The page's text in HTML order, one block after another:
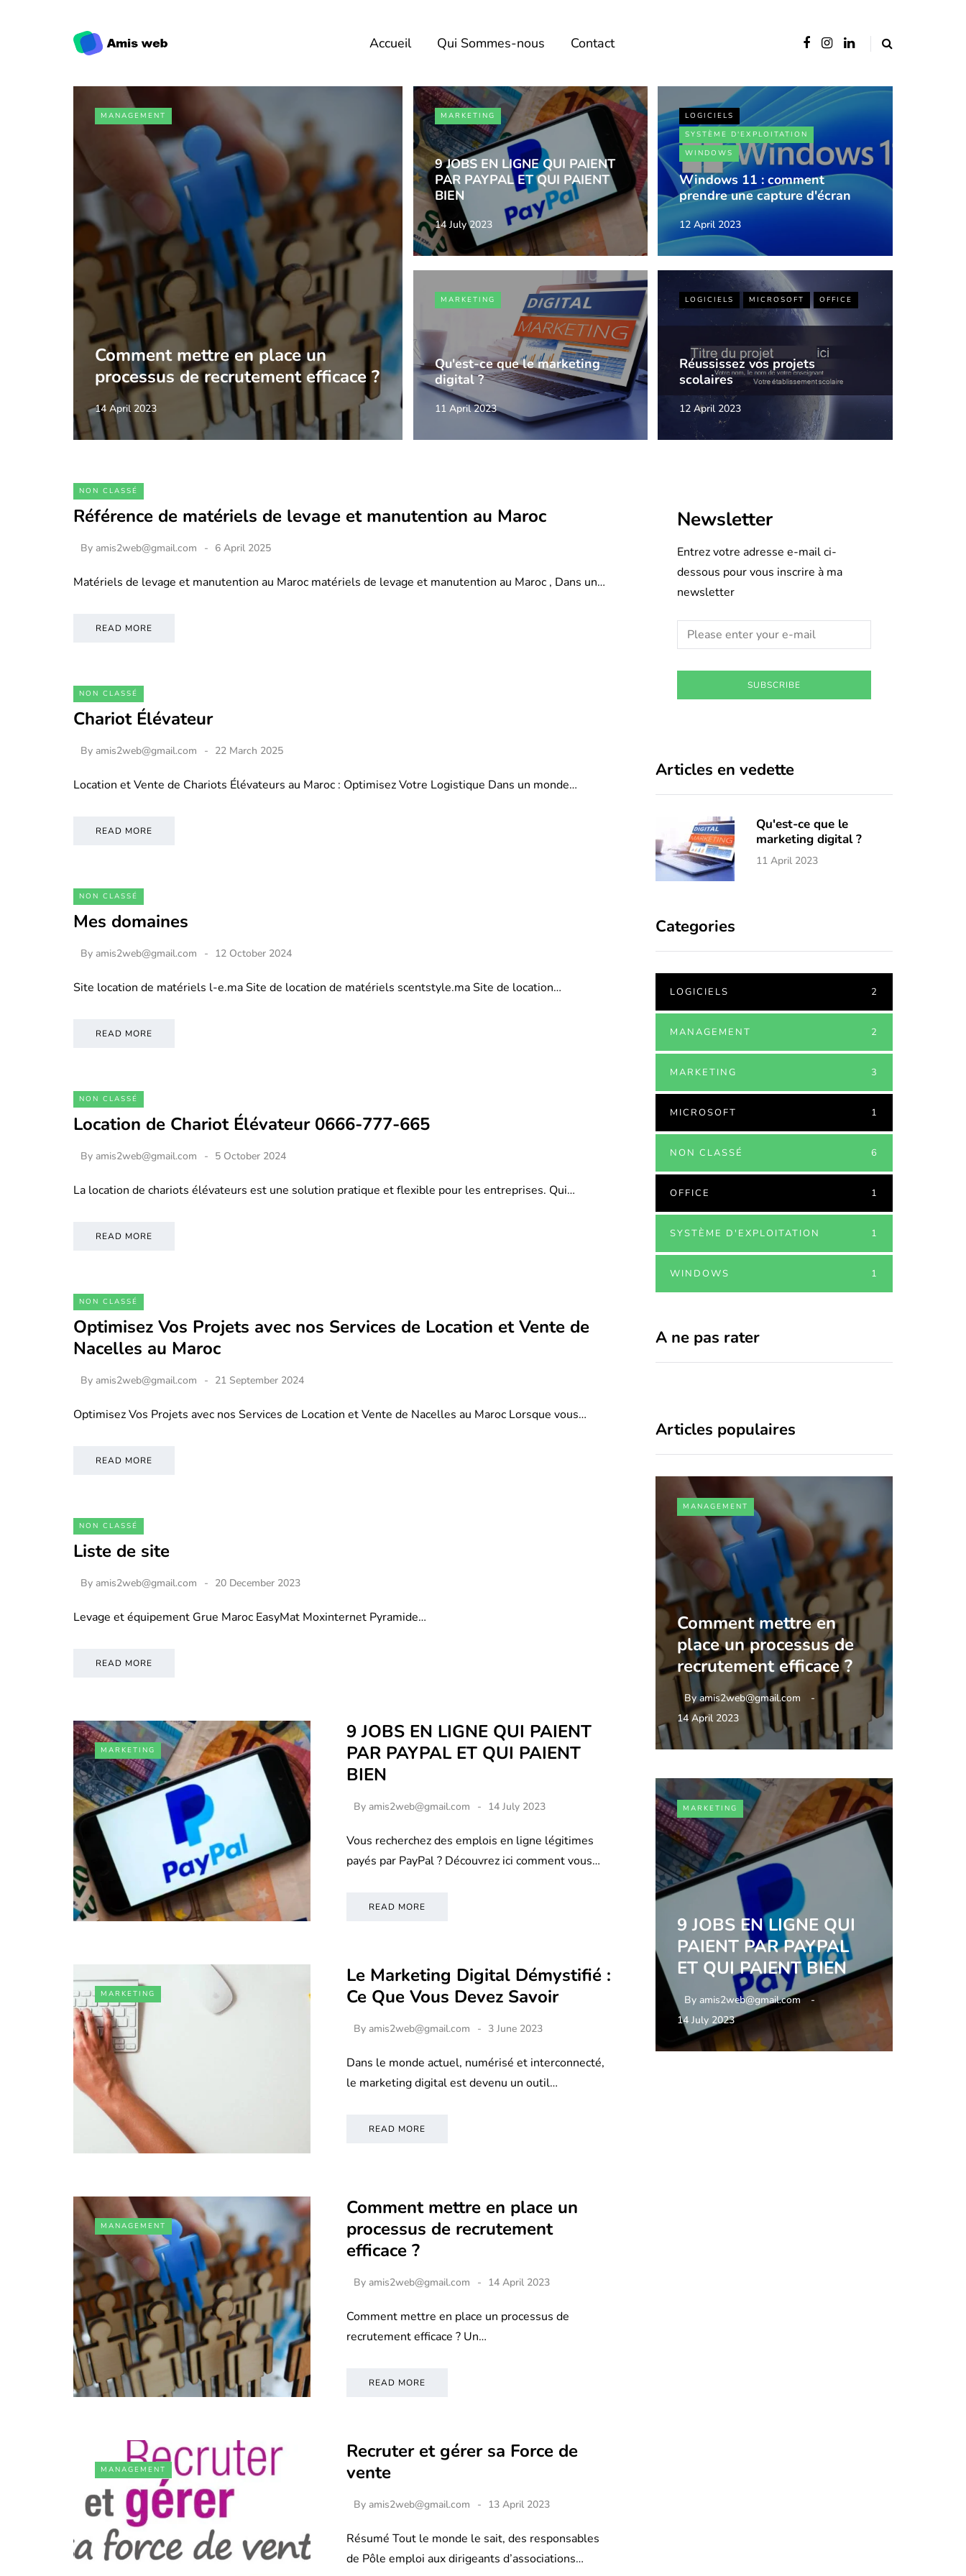
Accueil Qui Sommes-nous Contact
MANAGEMENT
Comment mettre en place un
processus de recrutement efficace ?
14 April 2023
MARKETING
9 JOBS EN LIGNE QUI PAIENT
PAR PAYPAL ET QUI PAIENT
BIEN
14 July 2023
LOGICIELS
SYSTÈME D'EXPLOITATION
WINDOWS
Windows 11 : comment
prendre une capture d'écran
12 April 2023
MARKETING
Qu'est-ce que le marketing
digital ?
11 April 2023
LOGICIELS MICROSOFT OFFICE
Réussissez vos projets
scolaires
12 April 2023
NON CLASSÉ
Référence de matériels de levage et manutention au Maroc
By amis2web@gmail.com 6 April 2025
Matériels de levage et manutention au Maroc matériels de levage et manutention au Maroc , Dans un…
READ MORE
NON CLASSÉ
Chariot Élévateur
By amis2web@gmail.com 22 March 2025
Location et Vente de Chariots Élévateurs au Maroc : Optimisez Votre Logistique Dans un monde…
READ MORE
NON CLASSÉ
Mes domaines
By amis2web@gmail.com 12 October 2024
Site location de matériels l-e.ma Site de location de matériels scentstyle.ma Site de location…
READ MORE
NON CLASSÉ
Location de Chariot Élévateur 0666-777-665
By amis2web@gmail.com 5 October 2024
La location de chariots élévateurs est une solution pratique et flexible pour les entreprises. Qui…
READ MORE
NON CLASSÉ
Optimisez Vos Projets avec nos Services de Location et Vente de
Nacelles au Maroc
By amis2web@gmail.com 21 September 2024
Optimisez Vos Projets avec nos Services de Location et Vente de Nacelles au Maroc Lorsque vous…
READ MORE
NON CLASSÉ
Liste de site
By amis2web@gmail.com 20 December 2023
Levage et équipement Grue Maroc EasyMat Moxinternet Pyramide…
READ MORE
MARKETING
9 JOBS EN LIGNE QUI PAIENT
PAR PAYPAL ET QUI PAIENT
BIEN
By amis2web@gmail.com 14 July 2023
Vous recherchez des emplois en ligne légitimes
payés par PayPal ? Découvrez ici comment vous…
READ MORE
MARKETING
Le Marketing Digital Démystifié :
Ce Que Vous Devez Savoir
By amis2web@gmail.com 3 June 2023
Dans le monde actuel, numérisé et interconnecté,
le marketing digital est devenu un outil…
READ MORE
MANAGEMENT
Comment mettre en place un
processus de recrutement
efficace ?
By amis2web@gmail.com 14 April 2023
Comment mettre en place un processus de
recrutement efficace ? Un…
READ MORE
MANAGEMENT
Recruter et gérer sa Force de
vente
By amis2web@gmail.com 13 April 2023
Résumé Tout le monde le sait, des responsables
de Pôle emploi aux dirigeants d’associations…
Newsletter
Entrez votre adresse e-mail ci-
dessous pour vous inscrire à ma
newsletter
SUBSCRIBE
Articles en vedette
Qu'est-ce que le
marketing digital ?
11 April 2023
Categories
LOGICIELS 2
MANAGEMENT 2
MARKETING 3
MICROSOFT 1
NON CLASSÉ 6
OFFICE 1
SYSTÈME D'EXPLOITATION 1
WINDOWS 1
A ne pas rater
Articles populaires
MANAGEMENT
Comment mettre en
place un processus de
recrutement efficace ?
Byamis2web@gmail.com
14 April 2023
MARKETING
9 JOBS EN LIGNE QUI
PAIENT PAR PAYPAL
ET QUI PAIENT BIEN
By amis2web@gmail.com
14 July 2023